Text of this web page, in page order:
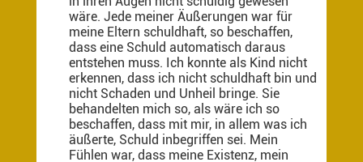
wäre. Jede meiner Äußerungen war für
meine Eltern schuldhaft, so beschaffen,
dass eine Schuld automatisch daraus
entstehen muss. Ich konnte als Kind nicht
erkennen, dass ich nicht schuldhaft bin und
nicht Schaden und Unheil bringe. Sie
behandelten mich so, als wäre ich so
beschaffen, dass mit mir, in allem was ich
äußerte, Schuld inbegriffen sei. Mein
Fühlen war, dass meine Existenz, mein